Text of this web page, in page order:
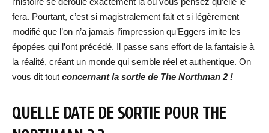
fera. Pourtant, c’est si magistralement fait et si légèrement
modifié que l’on n’a jamais l’impression qu’Eggers imite les
épopées qui l’ont précédé. Il passe sans effort de la fantaisie à
la réalité, créant un monde qui semble réel et authentique. On
vous dit tout concernant la sortie de The Northman 2 !
QUELLE DATE DE SORTIE POUR THE